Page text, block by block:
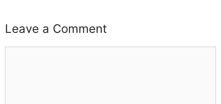
Leave a Comment